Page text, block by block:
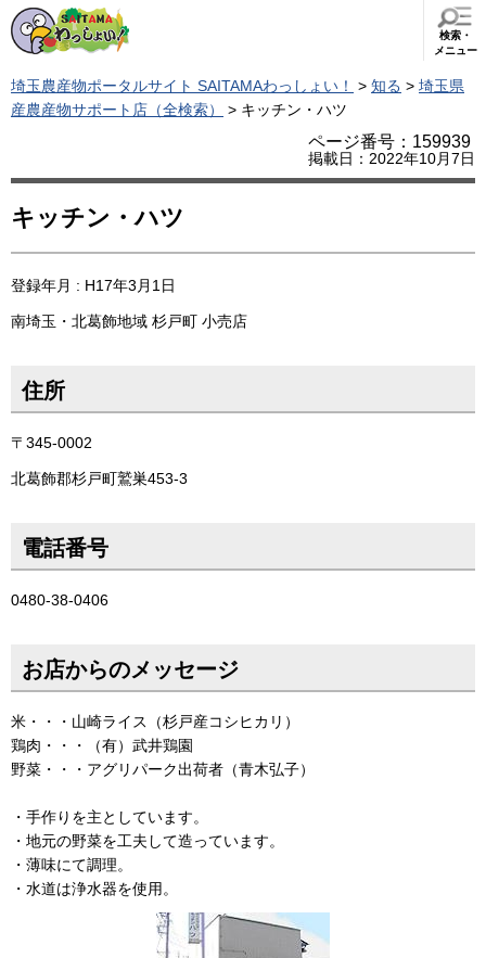
検索・
メニュー
埼玉農産物ポータルサイト SAITAMAわっしょい！ > 知る > 埼玉県
産農産物サポート店（全検索）
> キッチン・ハツ
ページ番号：159939
掲載日：2022年10月7日
キッチン・ハツ
登録年月 : H17年3月1日
南埼玉・北葛飾地域 杉戸町 小売店
住所
〒345-0002
北葛飾郡杉戸町鷲巣453-3
電話番号
0480-38-0406
お店からのメッセージ
米・・・山崎ライス（杉戸産コシヒカリ）
鶏肉・・・（有）武井鶏園
野菜・・・アグリパーク出荷者（青木弘子）
・手作りを主としています。
・地元の野菜を工夫して造っています。
・薄味にて調理。
・水道は浄水器を使用。